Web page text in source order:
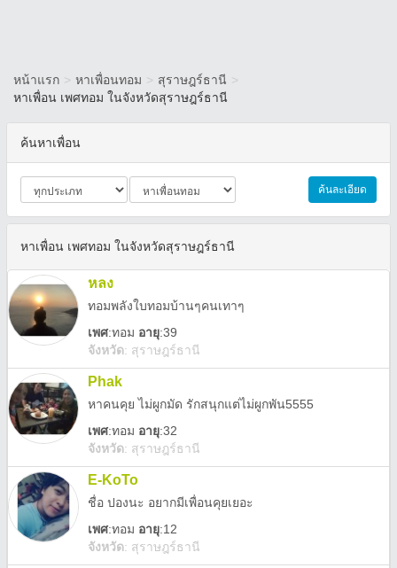
หน้าแรก > หาเพื่อนทอม > สุราษฎร์ธานี >
หาเพื่อน เพศทอม ในจังหวัดสุราษฎร์ธานี
ค้นหาเพื่อน
ค้นละเอียด
หาเพื่อน เพศทอม ในจังหวัดสุราษฎร์ธานี
หลง
ทอมพลังใบทอมบ้านๆคนเทาๆ
เพศ:ทอม อายุ:39
จังหวัด: สุราษฎร์ธานี
Phak
หาคนคุย ไม่ผูกมัด รักสนุกแต่ไม่ผูกพัน5555
เพศ:ทอม อายุ:32
จังหวัด: สุราษฎร์ธานี
E-KoTo
ชื่อ ปองนะ อยากมีเพื่อนคุยเยอะ
เพศ:ทอม อายุ:12
จังหวัด: สุราษฎร์ธานี